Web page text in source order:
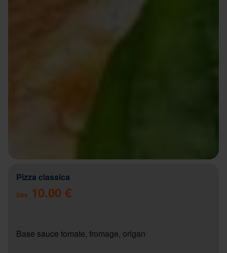
Pizza classica
Dès 10.00 €
Base sauce tomate, fromage, origan